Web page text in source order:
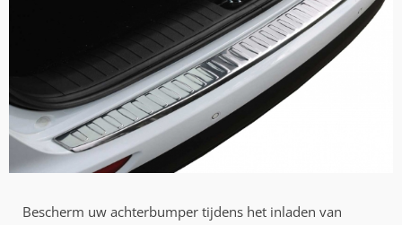
Bescherm uw achterbumper tijdens het inladen van